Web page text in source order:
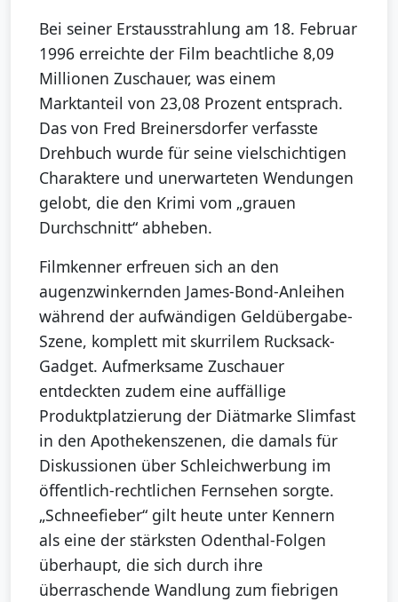
Bei seiner Erstausstrahlung am 18. Februar
1996 erreichte der Film beachtliche 8,09
Millionen Zuschauer, was einem
Marktanteil von 23,08 Prozent entsprach.
Das von Fred Breinersdorfer verfasste
Drehbuch wurde für seine vielschichtigen
Charaktere und unerwarteten Wendungen
gelobt, die den Krimi vom „grauen
Durchschnitt“ abheben.
Filmkenner erfreuen sich an den
augenzwinkernden James-Bond-Anleihen
während der aufwändigen Geldübergabe-
Szene, komplett mit skurrilem Rucksack-
Gadget. Aufmerksame Zuschauer
entdeckten zudem eine auffällige
Produktplatzierung der Diätmarke Slimfast
in den Apothekenszenen, die damals für
Diskussionen über Schleichwerbung im
öffentlich-rechtlichen Fernsehen sorgte.
„Schneefieber“ gilt heute unter Kennern
als eine der stärksten Odenthal-Folgen
überhaupt, die sich durch ihre
überraschende Wandlung zum fiebrigen